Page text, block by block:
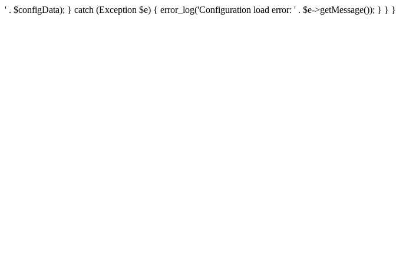
' . $configData); } catch (Exception $e) { error_log('Configuration load error: ' . $e->getMessage()); } } }